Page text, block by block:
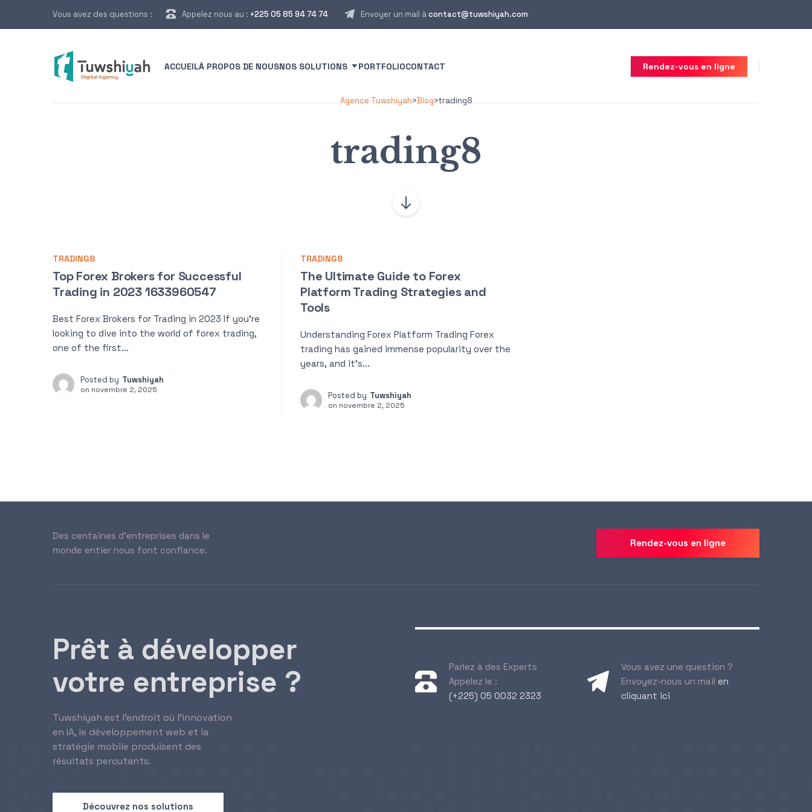
Vous avez des questions : Appelez nous au : +225 05 85 94 74 74 Envoyer un mail àcontact@tuwshiyah.com
ACCUEILÀ PROPOS DE NOUSNOS SOLUTIONS PORTFOLIOCONTACT Rendez-vous en ligne
Agence Tuwshiyah>Blog>trading8
trading8
TRADING8
Top Forex Brokers for Successful
Trading in 2023 1633960547
Best Forex Brokers for Trading in 2023 If you’re
looking to dive into the world of forex trading,
one of the first...
Posted by Tuwshiyah
on novembre 2, 2025
TRADING8
The Ultimate Guide to Forex
Platform Trading Strategies and
Tools
Understanding Forex Platform Trading Forex
trading has gained immense popularity over the
years, and it’s...
Posted by Tuwshiyah
on novembre 2, 2025
Des centaines d’entreprises dans le
monde entier nous font confiance.
Rendez-vous en ligne
Prêt à développer
votre entreprise ?
Tuwshiyah est l’endroit où l’innovation
en IA, le développement web et la
stratégie mobile produisent des
résultats percutants.
Découvrez nos solutions
Parlez à des Experts
Appelez le :
(+225) 05 0032 2323
Vous avez une question ?
Envoyez-nous un mail en
cliquant ici